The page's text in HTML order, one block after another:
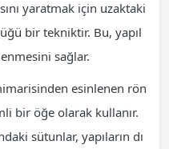
yaratmak için uzaktaki
bir tekniktir. Bu, yapıl
sağlar.
esinlenen rön
bir öğe olarak kullanır.
sütunlar, yapıların dı